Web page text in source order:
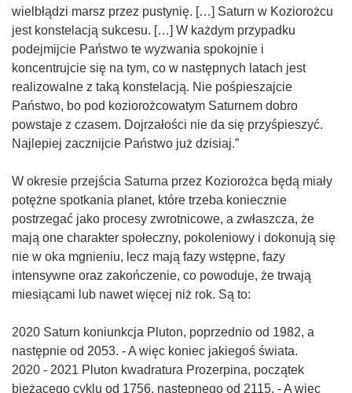
wielbłądzi marsz przez pustynię. […] Saturn w Koziorożcu
jest konstelacją sukcesu. […] W każdym przypadku
podejmijcie Państwo te wyzwania spokojnie i
koncentrujcie się na tym, co w następnych latach jest
realizowalne z taką konstelacją. Nie pośpieszajcie
Państwo, bo pod koziorożcowatym Saturnem dobro
powstaje z czasem. Dojrzałości nie da się przyśpieszyć.
Najlepiej zacznijcie Państwo już dzisiaj.”
W okresie przejścia Saturna przez Koziorożca będą miały
potężne spotkania planet, które trzeba koniecznie
postrzegać jako procesy zwrotnicowe, a zwłaszcza, że
mają one charakter społeczny, pokoleniowy i dokonują się
nie w oka mgnieniu, lecz mają fazy wstępne, fazy
intensywne oraz zakończenie, co powoduje, że trwają
miesiącami lub nawet więcej niż rok. Są to:
2020 Saturn koniunkcja Pluton, poprzednio od 1982, a
następnie od 2053. - A więc koniec jakiegoś świata.
2020 - 2021 Pluton kwadratura Prozerpina, początek
bieżącego cyklu od 1756, następnego od 2115. - A więc